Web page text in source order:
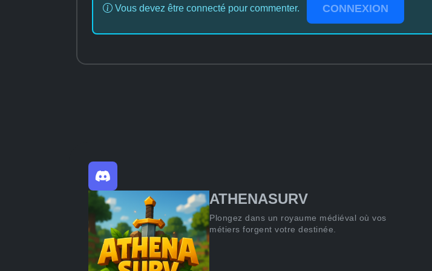
Vous devez être connecté pour commenter. CONNEXION
ATHENASURV
Plongez dans un royaume médiéval où vos
métiers forgent votre destinée.